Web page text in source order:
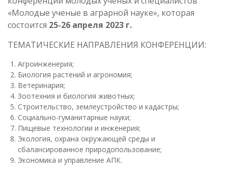
«Молодые ученые в аграрной науке», которая
состоится 25-26 апреля 2023 г.
ТЕМАТИЧЕСКИЕ НАПРАВЛЕНИЯ КОНФЕРЕНЦИИ:
Агроинженерия;
Биология растений и агрономия;
Ветеринария;
Зоотехния и биология животных;
Строительство, землеустройство и кадастры;
Социально-гуманитарные науки;
Пищевые технологии и инженерия;
Экология, охрана окружающей среды и
сбалансированное природопользование;
Экономика и управление АПК.